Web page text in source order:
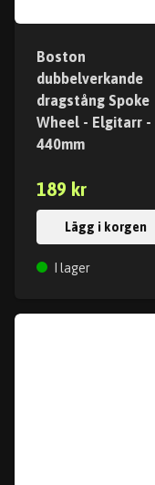
Boston
dubbelverkande
dragstång Spoke
Wheel - Elgitarr -
440mm
189 kr
Lägg i korgen
I lager